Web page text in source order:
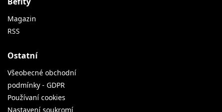
Magazin
RSS
Ostatní
Všeobecné obchodní
podmínky - GDPR
Používaní cookies
Nastavení soukromí